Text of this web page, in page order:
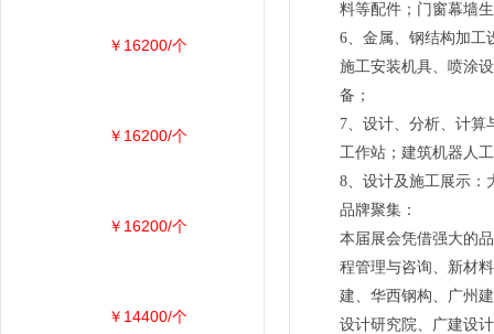
料等配件；门窗幕墙
6、金属、钢结构加工
施工安装机具、喷涂
备；
7、设计、分析、计算
工作站；建筑机器人
8、设计及施工展示：
品牌聚集：
本届展会凭借强大的
程管理与咨询、新材
建、华西钢构、广州
设计研究院、广建设
￥16200/个
￥16200/个
￥16200/个
￥14400/个